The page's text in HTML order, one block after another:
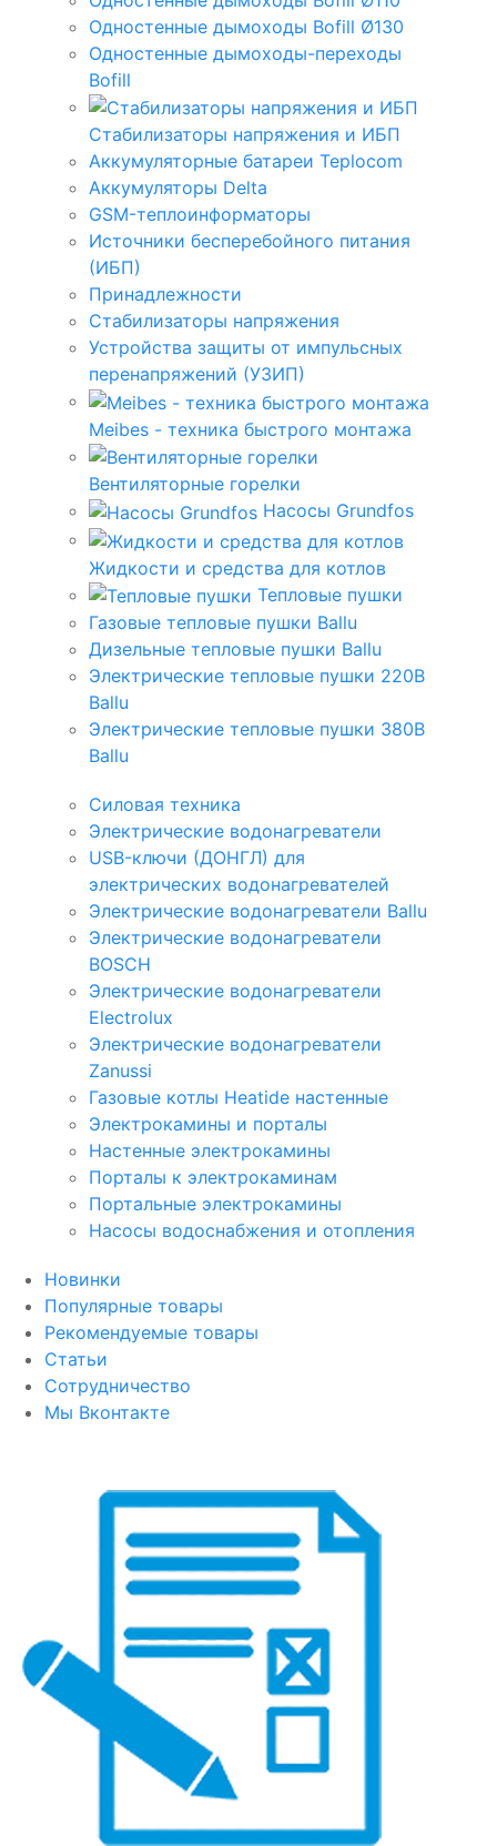
Одностенные дымоходы Bofill Ø130
Одностенные дымоходы-переходы
Bofill
Стабилизаторы напряжения и ИБП
Аккумуляторные батареи Teplocom
Аккумуляторы Delta
GSM-теплоинформаторы
Источники бесперебойного питания
(ИБП)
Принадлежности
Стабилизаторы напряжения
Устройства защиты от импульсных
перенапряжений (УЗИП)
Meibes - техника быстрого монтажа
Вентиляторные горелки
Насосы Grundfos
Жидкости и средства для котлов
Тепловые пушки
Газовые тепловые пушки Ballu
Дизельные тепловые пушки Ballu
Электрические тепловые пушки 220В
Ballu
Электрические тепловые пушки 380В
Ballu
Силовая техника
Электрические водонагреватели
USB-ключи (ДОНГЛ) для
электрических водонагревателей
Электрические водонагреватели Ballu
Электрические водонагреватели
BOSCH
Электрические водонагреватели
Electrolux
Электрические водонагреватели
Zanussi
Газовые котлы Heatide настенные
Электрокамины и порталы
Настенные электрокамины
Порталы к электрокаминам
Портальные электрокамины
Насосы водоснабжения и отопления
Новинки
Популярные товары
Рекомендуемые товары
Статьи
Сотрудничество
Мы Вконтакте